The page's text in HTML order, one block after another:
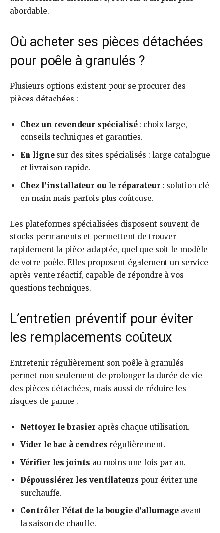
abordable.
Où acheter ses pièces détachées
pour poêle à granulés ?
Plusieurs options existent pour se procurer des
pièces détachées :
Chez un revendeur spécialisé : choix large,
conseils techniques et garanties.
En ligne sur des sites spécialisés : large catalogue
et livraison rapide.
Chez l’installateur ou le réparateur : solution clé
en main mais parfois plus coûteuse.
Les plateformes spécialisées disposent souvent de
stocks permanents et permettent de trouver
rapidement la pièce adaptée, quel que soit le modèle
de votre poêle. Elles proposent également un service
après-vente réactif, capable de répondre à vos
questions techniques.
L’entretien préventif pour éviter
les remplacements coûteux
Entretenir régulièrement son poêle à granulés
permet non seulement de prolonger la durée de vie
des pièces détachées, mais aussi de réduire les
risques de panne :
Nettoyer le brasier après chaque utilisation.
Vider le bac à cendres régulièrement.
Vérifier les joints au moins une fois par an.
Dépoussiérer les ventilateurs pour éviter une
surchauffe.
Contrôler l’état de la bougie d’allumage avant
la saison de chauffe.